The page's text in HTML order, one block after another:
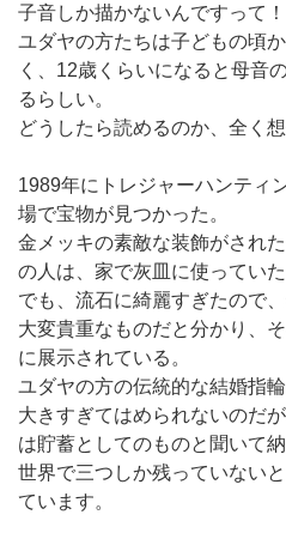
子音しか描かないんですって！
ユダヤの方たちは子どもの頃
く、12歳くらいになると母音
るらしい。
どうしたら読めるのか、全く
1989年にトレジャーハンティ
場で宝物が見つかった。
金メッキの素敵な装飾がされ
の人は、家で灰皿に使っていた
でも、流石に綺麗すぎたので
大変貴重なものだと分かり、
に展示されている。
ユダヤの方の伝統的な結婚指
大きすぎてはめられないのだ
は貯蓄としてのものと聞いて納
世界で三つしか残っていない
ています。